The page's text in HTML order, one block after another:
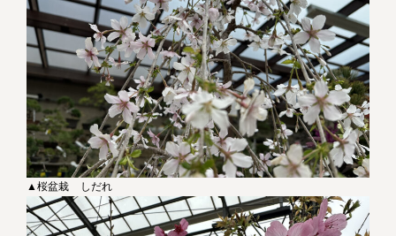
▲桜盆栽 しだれ